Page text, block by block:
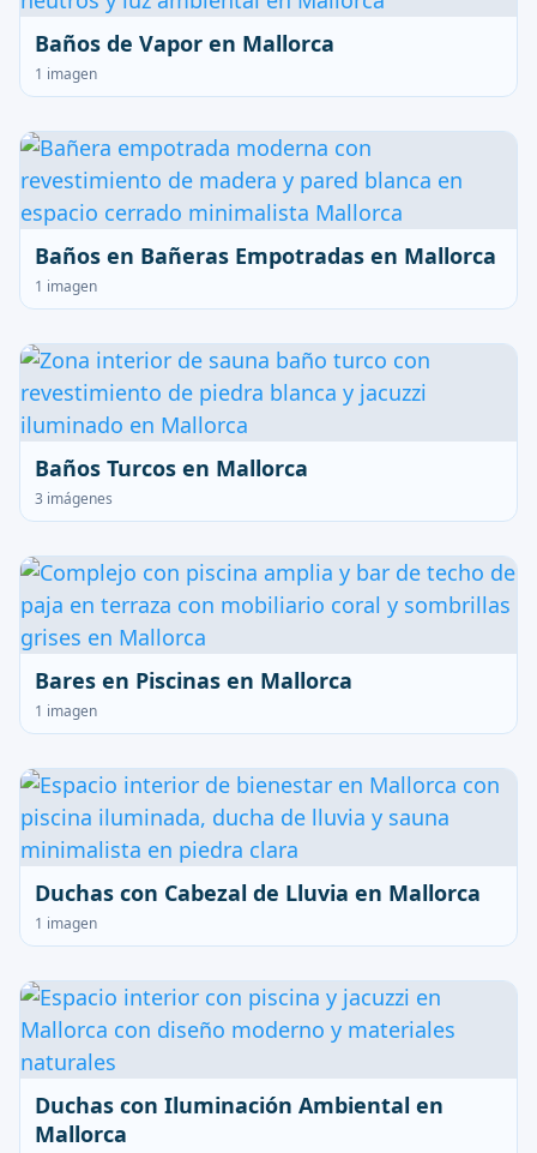
Baños de Vapor en Mallorca
1 imagen
Baños en Bañeras Empotradas en Mallorca
1 imagen
Baños Turcos en Mallorca
3 imágenes
Bares en Piscinas en Mallorca
1 imagen
Duchas con Cabezal de Lluvia en Mallorca
1 imagen
Duchas con Iluminación Ambiental en
Mallorca